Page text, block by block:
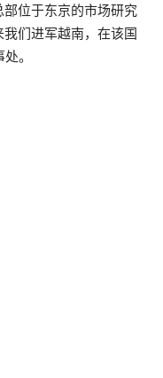
位于东京的市场研究
们进军越南，在该国
。